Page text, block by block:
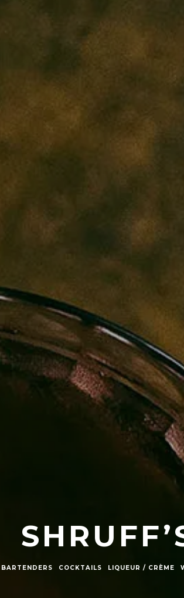
BARTENDERS COCKTAILS LIQUEUR / CRÈME